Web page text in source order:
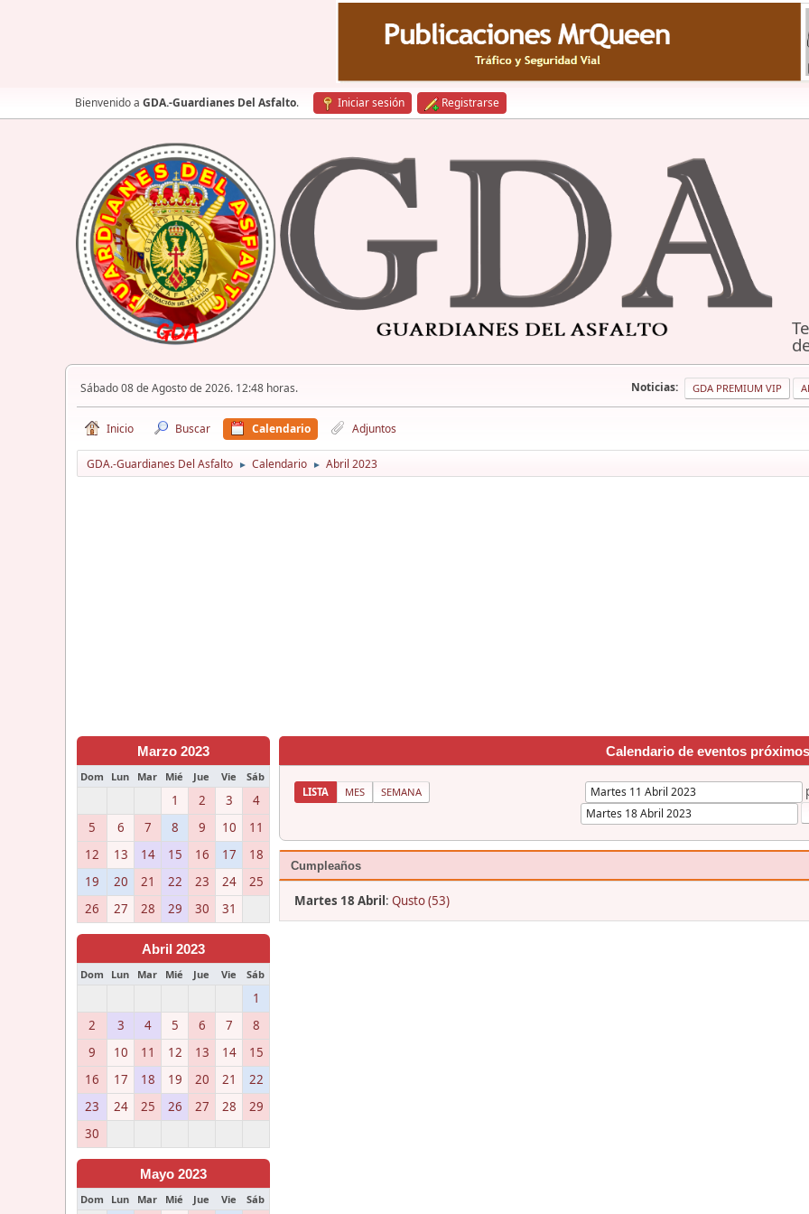
Bienvenido a GDA.-Guardianes Del Asfalto. Iniciar sesión Registrarse
Sábado 08 de Agosto de 2026. 12:48 horas. Noticias: GDA PREMIUM VIP
Inicio Buscar Calendario Adjuntos
GDA.-Guardianes Del Asfalto ► Calendario ► Abril 2023
Marzo 2023
Dom Lun Mar Mié Jue Vie Sáb
1 2 3
4
5
6 7 8 9 10
11
12
13 14 15 16 17
18
19
20 21 22 23 24
25
26
27 28 29 30 31
Abril 2023
Dom Lun Mar Mié Jue Vie Sáb
1
2
3 4 5 6 7
8
9
10 11 12 13 14
15
16
17 18 19 20 21
22
23
24 25 26 27 28
29
30
Mayo 2023
Dom Lun Mar Mié Jue Vie Sáb
Calendario de eventos próximos
LISTA MES SEMANA
Cumpleaños
Martes 18 Abril: Qusto (53)